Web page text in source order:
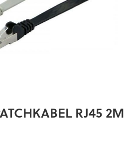
RJ45 2M